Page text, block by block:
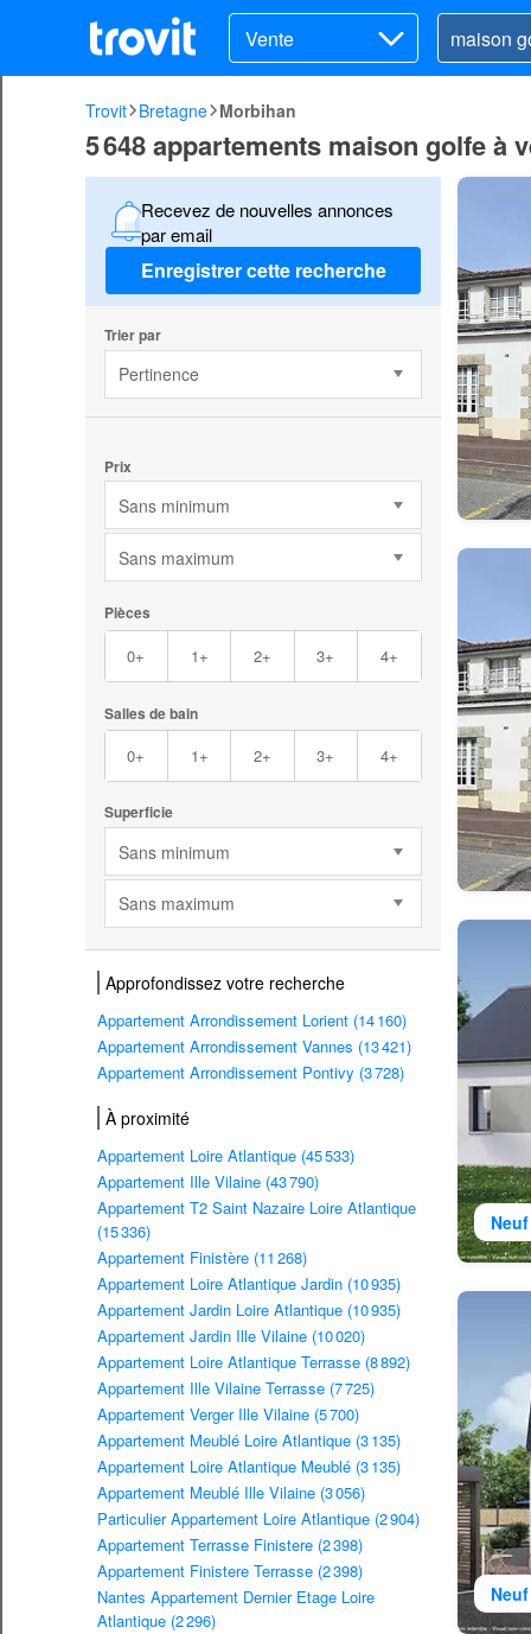
Vente
Trovit Bretagne Morbihan
5 648 appartements maison golfe à
Recevez de nouvelles annonces
par email
Enregistrer cette recherche
Trier par
Pertinence
Prix
Sans minimum
Sans maximum
Pièces
0+ 1+ 2+ 3+ 4+
Salles de bain
0+ 1+ 2+ 3+ 4+
Superficie
Sans minimum
Sans maximum
Approfondissez votre recherche
Appartement Arrondissement Lorient (14 160)
Appartement Arrondissement Vannes (13 421)
Appartement Arrondissement Pontivy (3 728)
À proximité
Appartement Loire Atlantique (45 533)
Appartement Ille Vilaine (43 790)
Appartement T2 Saint Nazaire Loire Atlantique
(15 336)
Appartement Finistère (11 268)
Appartement Loire Atlantique Jardin (10 935)
Appartement Jardin Loire Atlantique (10 935)
Appartement Jardin Ille Vilaine (10 020)
Appartement Loire Atlantique Terrasse (8 892)
Appartement Ille Vilaine Terrasse (7 725)
Appartement Verger Ille Vilaine (5 700)
Appartement Meublé Loire Atlantique (3 135)
Appartement Loire Atlantique Meublé (3 135)
Appartement Meublé Ille Vilaine (3 056)
Particulier Appartement Loire Atlantique (2 904)
Appartement Terrasse Finistere (2 398)
Appartement Finistere Terrasse (2 398)
Nantes Appartement Dernier Etage Loire
Atlantique (2 296)
Neuf
Neuf